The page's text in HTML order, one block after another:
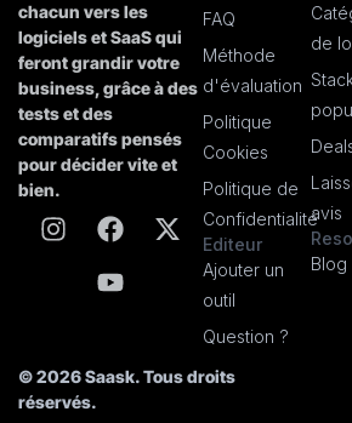
chacun vers les
logiciels et SaaS qui
feront grandir votre
business, grâce à des
tests et des
comparatifs pensés
pour décider vite et
bien.
FAQ
Méthode
d'évaluation
Politique
Cookies
Politique de
Confidentialité
Editeur
Ajouter un
outil
Question ?
de
avis
Blog
© 2026 Saask. Tous droits
réservés.